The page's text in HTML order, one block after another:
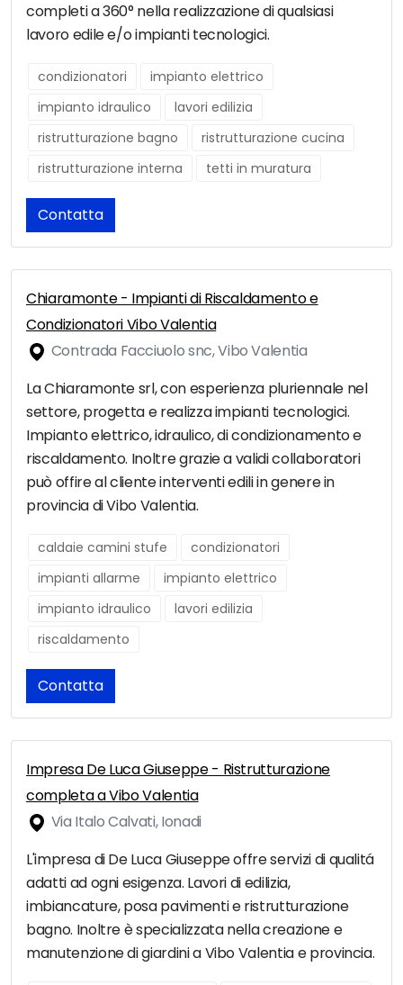
completi a 360° nella realizzazione di qualsiasi
lavoro edile e/o impianti tecnologici.
condizionatori
impianto elettrico
impianto idraulico
lavori edilizia
ristrutturazione bagno
ristrutturazione cucina
ristrutturazione interna
tetti in muratura
Contatta
Chiaramonte - Impianti di Riscaldamento e
Condizionatori Vibo Valentia
Contrada Facciuolo snc, Vibo Valentia
La Chiaramonte srl, con esperienza pluriennale nel
settore, progetta e realizza impianti tecnologici.
Impianto elettrico, idraulico, di condizionamento e
riscaldamento. Inoltre grazie a validi collaboratori
può offire al cliente interventi edili in genere in
provincia di Vibo Valentia.
caldaie camini stufe
condizionatori
impianti allarme
impianto elettrico
impianto idraulico
lavori edilizia
riscaldamento
Contatta
Impresa De Luca Giuseppe - Ristrutturazione
completa a Vibo Valentia
Via Italo Calvati, Ionadi
L'impresa di De Luca Giuseppe offre servizi di qualitá
adatti ad ogni esigenza. Lavori di edilizia,
imbiancature, posa pavimenti e ristrutturazione
bagno. Inoltre è specializzata nella creazione e
manutenzione di giardini a Vibo Valentia e provincia.